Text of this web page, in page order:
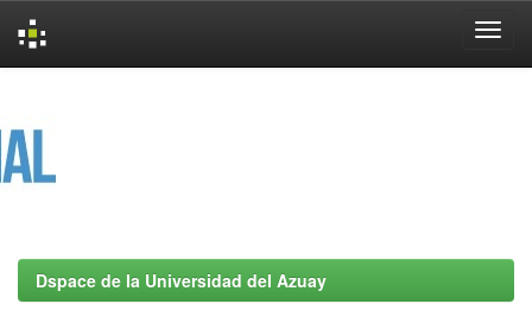
Dspace de la Universidad del Azuay